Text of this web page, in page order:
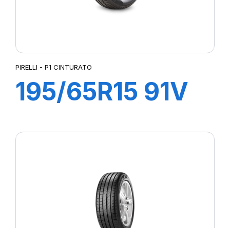
PIRELLI - P1 CINTURATO
195/65R15 91V